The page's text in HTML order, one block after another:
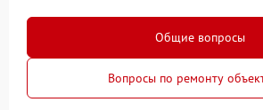
Общие вопросы
Вопросы по ремонту